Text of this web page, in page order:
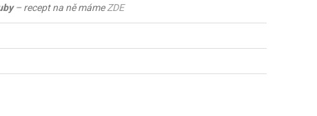
– recept na ně mámeZDE